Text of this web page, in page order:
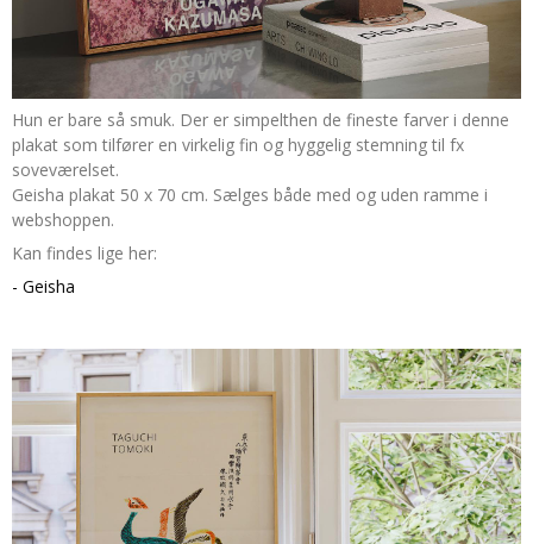
Hun er bare så smuk. Der er simpelthen de fineste farver i denne
plakat som tilfører en virkelig fin og hyggelig stemning til fx
soveværelset.
Geisha plakat 50 x 70 cm. Sælges både med og uden ramme i
webshoppen.
Kan findes lige her:
- Geisha